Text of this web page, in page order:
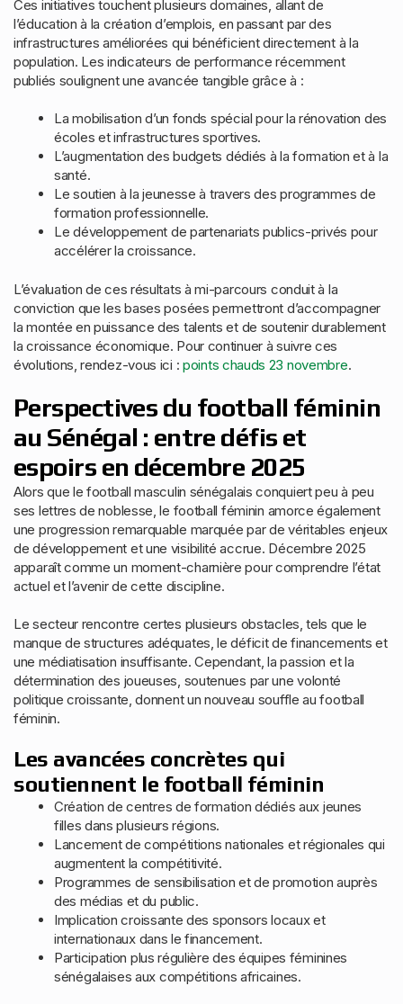
Ces initiatives touchent plusieurs domaines, allant de
l’éducation à la création d’emplois, en passant par des
infrastructures améliorées qui bénéficient directement à la
population. Les indicateurs de performance récemment
publiés soulignent une avancée tangible grâce à :
La mobilisation d’un fonds spécial pour la rénovation des
écoles et infrastructures sportives.
L’augmentation des budgets dédiés à la formation et à la
santé.
Le soutien à la jeunesse à travers des programmes de
formation professionnelle.
Le développement de partenariats publics-privés pour
accélérer la croissance.
L’évaluation de ces résultats à mi-parcours conduit à la
conviction que les bases posées permettront d’accompagner
la montée en puissance des talents et de soutenir durablement
la croissance économique. Pour continuer à suivre ces
évolutions, rendez-vous ici : points chauds 23 novembre.
Perspectives du football féminin
au Sénégal : entre défis et
espoirs en décembre 2025
Alors que le football masculin sénégalais conquiert peu à peu
ses lettres de noblesse, le football féminin amorce également
une progression remarquable marquée par de véritables enjeux
de développement et une visibilité accrue. Décembre 2025
apparaît comme un moment-charnière pour comprendre l’état
actuel et l’avenir de cette discipline.
Le secteur rencontre certes plusieurs obstacles, tels que le
manque de structures adéquates, le déficit de financements et
une médiatisation insuffisante. Cependant, la passion et la
détermination des joueuses, soutenues par une volonté
politique croissante, donnent un nouveau souffle au football
féminin.
Les avancées concrètes qui
soutiennent le football féminin
Création de centres de formation dédiés aux jeunes
filles dans plusieurs régions.
Lancement de compétitions nationales et régionales qui
augmentent la compétitivité.
Programmes de sensibilisation et de promotion auprès
des médias et du public.
Implication croissante des sponsors locaux et
internationaux dans le financement.
Participation plus régulière des équipes féminines
sénégalaises aux compétitions africaines.